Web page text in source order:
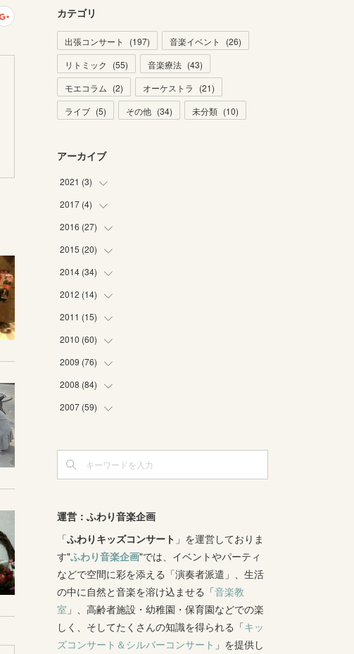
カテゴリ
出張コンサート (197) 音楽イベント (26)
リトミック
(55) 音楽療法 (43)
モエコラム (2) オーケストラ (21)
ライブ (5) その他 (34) 未分類 (10)
アーカイブ
2021 (3)
(
)
(2
2017 (4)
(2
(2
2016 (27)
(6
(6
(2
(1
(2
(1
(4
(2
2015 (20)
(5
(2
(1
(1
(1
(2
(1
2014 (34)
(4
(6
(2
(1
(3
(3
(6)
( 1)
2012 (14)
(1
(2
(5
(6
2011 (15)
(3
(3
(1
(3
(2)
2010 (60)
(2
(2
(1
(8)
(
( 9)
(1 )
(6)
(5)
2009 (76)
(2
(9
(4)
(
(8)
(8 )
(3)
(7)
( )
(10
2008 (84)
(16
)
(12)
(
(5)
(8)
(6)
(4)
(5)
(2 )
(3)
2007 (59)
(3)
(
(4)
(5)
(7)
(9)
(14)
(3 )
運営：ふわり音楽企画
「ふわりキッズコンサート 」を運営しておりま
す"ふわり音楽企画"では、イベントやパーティ
などで空間に彩を添える「演奏者派遣」、生活
の中に自然と音楽を溶け込ませる「音楽教
室 」、高齢者施設・幼稚園・保育園などでの楽
しく、そしてたくさんの知識を得られる「キッ
ズコンサート＆シルバーコンサート 」を提供し